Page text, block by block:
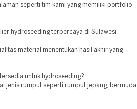
seperti tim kami yang memiliki portfolio
hydroseeding terpercaya di Sulawesi
material menentukan hasil akhir yang
untuk hydroseeding?
jenis rumput seperti rumput jepang, bermuda,